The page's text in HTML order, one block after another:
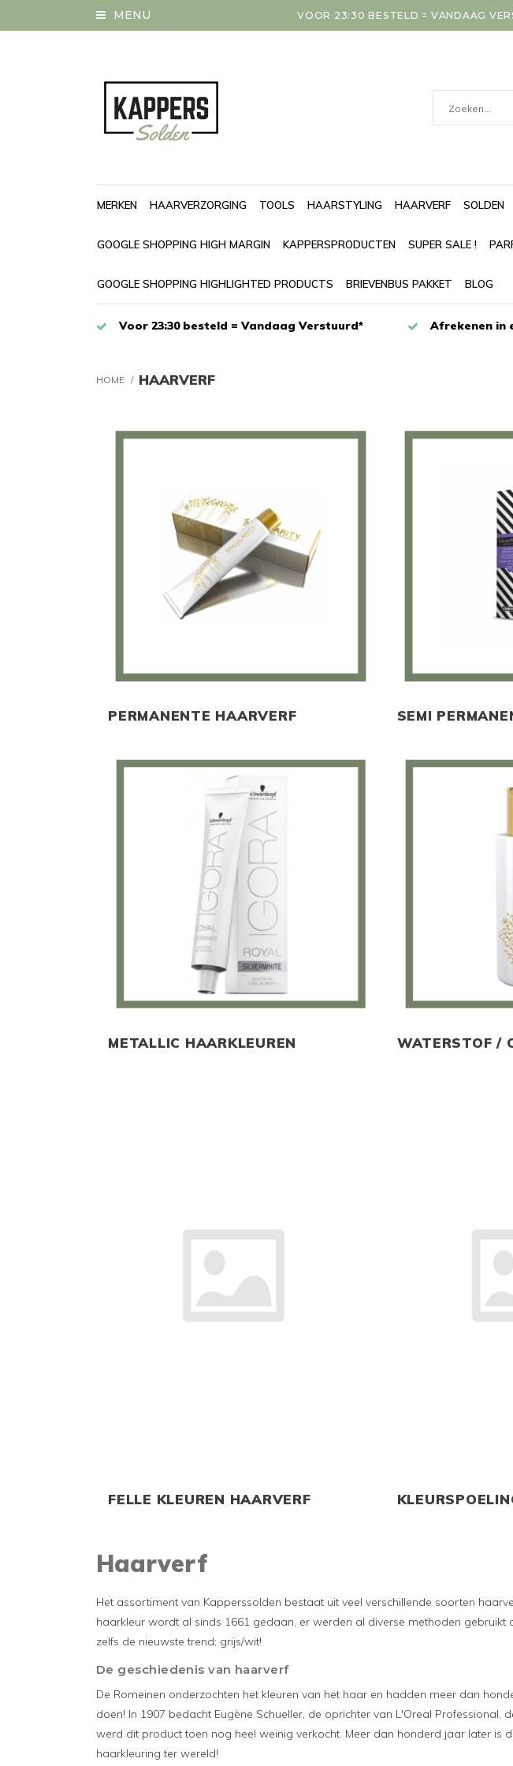
MENU VOOR 23:30 BESTELD = VANDAAG
MERKEN HAARVERZORGING TOOLS HAARSTYLING HAARVERF SOLDEN
GOOGLE SHOPPING HIGH MARGIN KAPPERSPRODUCTEN SUPER SALE !
GOOGLE SHOPPING HIGHLIGHTED PRODUCTS BRIEVENBUS PAKKET BLOG
Voor 23:30 besteld = Vandaag Verstuurd* Afrekenen in
HOME / HAARVERF
PERMANENTE HAARVERF SEMI
METALLIC HAARKLEUREN WATERSTOF /
FELLE KLEUREN HAARVERF
Haarverf
Het assortiment van Kapperssolden bestaat uit veel verschillende soorten
haarkleur wordt al sinds 1661 gedaan, er werden al diverse methoden
zelfs de nieuwste trend; grijs/wit!
De geschiedenis van haarverf
De Romeinen onderzochten het kleuren van het haar en hadden meer dan
doen! In 1907 bedacht Eugène Schueller, de oprichter van L'Oreal Professional,
werd dit product toen nog heel weinig verkocht. Meer dan honderd jaar later is
haarkleuring ter wereld!